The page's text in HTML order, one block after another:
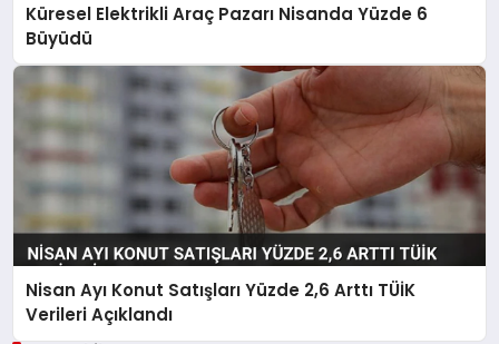
Küresel Elektrikli Araç Pazarı Nisanda Yüzde 6
Büyüdü
Nisan Ayı Konut Satışları Yüzde 2,6 Arttı TÜİK
Verileri Açıklandı